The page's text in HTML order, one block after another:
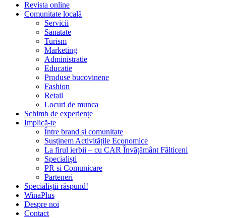
Revista online
Comunitate locală
Servicii
Sanatate
Turism
Marketing
Administratie
Educatie
Produse bucovinene
Fashion
Retail
Locuri de munca
Schimb de experiențe
Implică-te
Între brand și comunitate
Susținem Activitățile Economice
La firul ierbii – cu CAR Învățământ Fălticeni
Specialiști
PR si Comunicare
Parteneri
Specialiștii răspund!
WinaPlus
Despre noi
Contact